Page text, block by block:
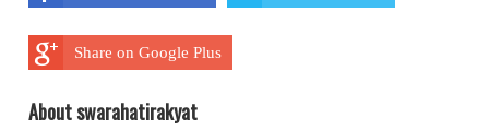
Share on Google Plus
About swarahatirakyat